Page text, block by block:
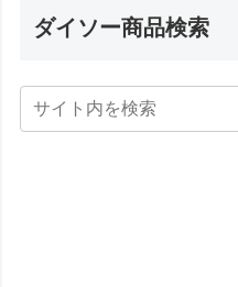
ダイソー商品検索